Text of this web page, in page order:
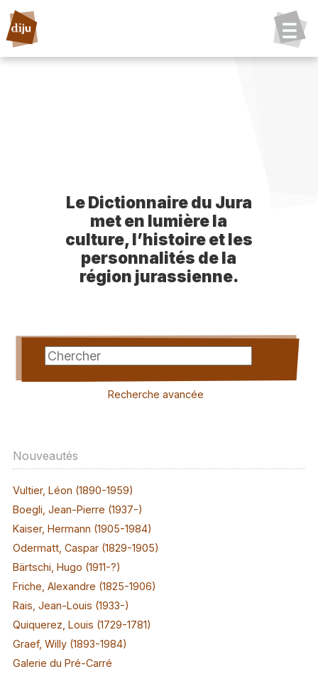
Le Dictionnaire du Jura
met en lumière la
culture, l’histoire et les
personnalités de la
région jurassienne.
Recherche avancée
Nouveautés
Vultier, Léon (1890-1959)
Boegli, Jean-Pierre (1937-)
Kaiser, Hermann (1905-1984)
Odermatt, Caspar (1829-1905)
Bärtschi, Hugo (1911-?)
Friche, Alexandre (1825-1906)
Rais, Jean-Louis (1933-)
Quiquerez, Louis (1729-1781)
Graef, Willy (1893-1984)
Galerie du Pré-Carré